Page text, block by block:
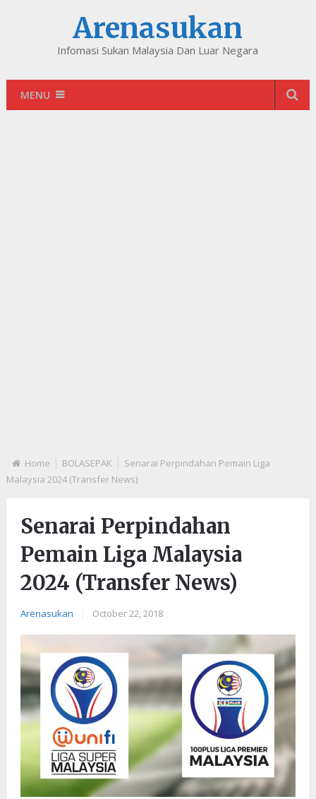
Arenasukan
Infomasi Sukan Malaysia Dan Luar Negara
MENU
Home BOLASEPAK
Senarai Perpindahan Pemain Liga
Malaysia 2024 (Transfer News)
Senarai Perpindahan
Pemain Liga Malaysia
2024 (Transfer News)
Arenasukan October 22, 2018